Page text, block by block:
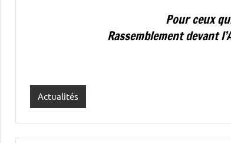
Pour ceux
Rassemblement devant
Actualités